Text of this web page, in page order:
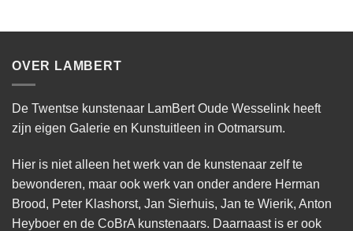
OVER LAMBERT
De Twentse kunstenaar LamBert Oude Wesselink heeft
zijn eigen Galerie en Kunstuitleen in Ootmarsum.
Hier is niet alleen het werk van de kunstenaar zelf te
bewonderen, maar ook werk van onder andere Herman
Brood, Peter Klashorst, Jan Sierhuis, Jan te Wierik, Anton
Heyboer en de CoBrA kunstenaars. Daarnaast is er ook